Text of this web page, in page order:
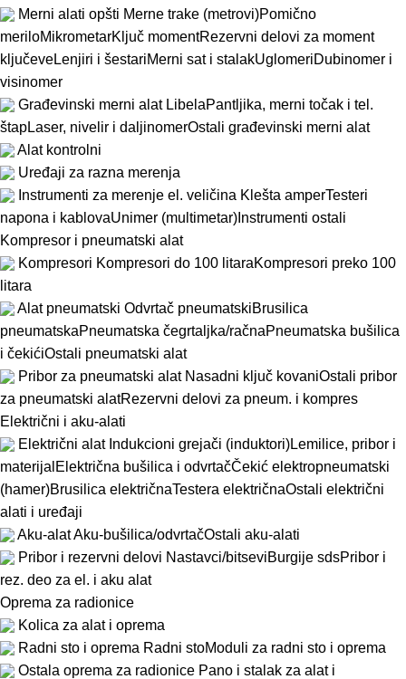
Merni alati opšti Merne trake (metrovi)Pomično
meriloMikrometarKljuč momentRezervni delovi za moment
ključeveLenjiri i šestariMerni sat i stalakUglomeriDubinomer i
visinomer
Građevinski merni alat LibelaPantljika, merni točak i tel.
štapLaser, nivelir i daljinomerOstali građevinski merni alat
Alat kontrolni
Uređaji za razna merenja
Instrumenti za merenje el. veličina Klešta amperTesteri
napona i kablovaUnimer (multimetar) Instrumenti ostali
Kompresor i pneumatski alat
Kompresori Kompresori do 100 litaraKompresori preko 100
litara
Alat pneumatski Odvrtač pneumatskiBrusilica
pneumatskaPneumatska čegrtaljka/račnaPneumatska bušilica
i čekićiOstali pneumatski alat
Pribor za pneumatski alat Nasadni ključ kovaniOstali pribor
za pneumatski alatRezervni delovi za pneum. i kompres
Električni i aku-alati
Električni alat Indukcioni grejači (induktori)Lemilice, pribor i
materijal Električna bušilica i odvrtačČekić elektropneumatski
(hamer)Brusilica električnaTestera električnaOstali električni
alati i uređaji
Aku-alatAku-bušilica/odvrtačOstali aku-alati
Pribor i rezervni delovi Nastavci/bitseviBurgije sdsPribor i
rez. deo za el. i aku alat
Oprema za radionice
Kolica za alat i oprema
Radni sto i oprema Radni stoModuli za radni sto i oprema
Ostala oprema za radionice Pano i stalak za alat i